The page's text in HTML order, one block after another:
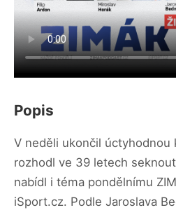
Popis
V neděli ukončil úctyhodnou
rozhodl ve 39 letech
nabídl i téma pondělnímu
iSport.cz. Podle Jaroslava